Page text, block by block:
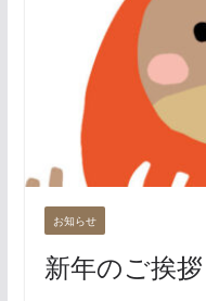
お知らせ
新年のご挨拶